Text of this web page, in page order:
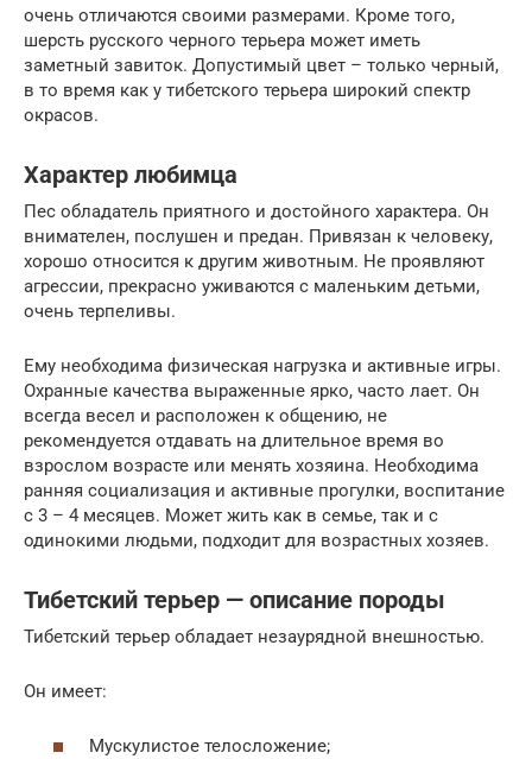
очень отличаются своими размерами. Кроме того,
шерсть русского черного терьера может иметь
заметный завиток. Допустимый цвет – только черный,
в то время как у тибетского терьера широкий спектр
окрасов.
Характер любимца
Пес обладатель приятного и достойного характера. Он
внимателен, послушен и предан. Привязан к человеку,
хорошо относится к другим животным. Не проявляют
агрессии, прекрасно уживаются с маленьким детьми,
очень терпеливы.
Ему необходима физическая нагрузка и активные игры.
Охранные качества выраженные ярко, часто лает. Он
всегда весел и расположен к общению, не
рекомендуется отдавать на длительное время во
взрослом возрасте или менять хозяина. Необходима
ранняя социализация и активные прогулки, воспитание
с 3 – 4 месяцев. Может жить как в семье, так и с
одинокими людьми, подходит для возрастных хозяев.
Тибетский терьер — описание породы
Тибетский терьер обладает незаурядной внешностью.
Он имеет:
Мускулистое телосложение;